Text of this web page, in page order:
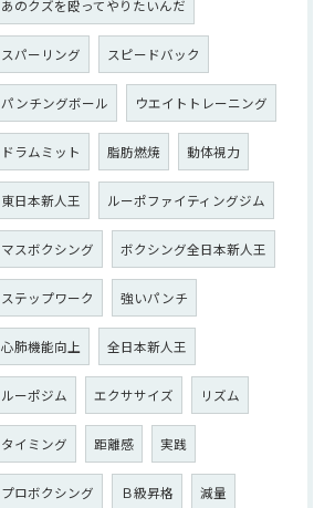
あのクズを殴ってやりたいんだ
スパーリング スピードバック
パンチングボール ウエイトトレーニング
ドラムミット 脂肪燃焼 動体視力
東日本新人王 ルーポファイティングジム
マスボクシング ボクシング全日本新人王
ステップワーク 強いパンチ
心肺機能向上 全日本新人王
ルーポジム エクササイズ リズム
タイミング 距離感 実践
プロボクシング Ｂ級昇格 減量